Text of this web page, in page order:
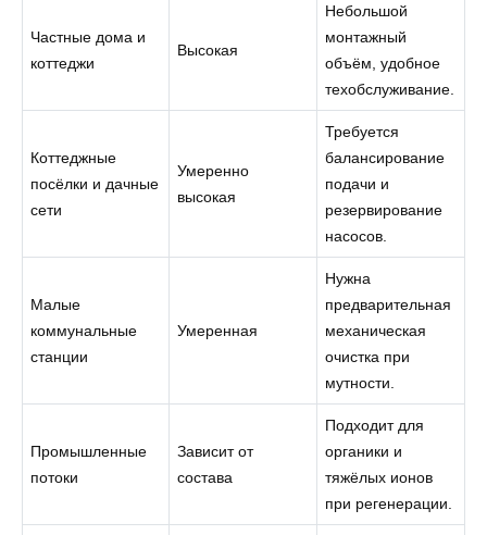
Частные дома и
коттеджи
Высокая
Небольшой
монтажный
объём, удобное
техобслуживание.
Коттеджные
посёлки и дачные
сети
Умеренно
высокая
Требуется
балансирование
подачи и
резервирование
насосов.
Малые
коммунальные
станции
Умеренная
Нужна
предварительная
механическая
очистка при
мутности.
Промышленные
потоки
Зависит от
состава
Подходит для
органики и
тяжёлых ионов
при регенерации.